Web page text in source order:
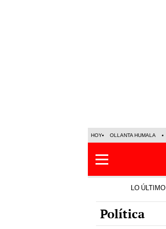
HOY OLLANTA HUMALA
LO ÚLTIMO
Política